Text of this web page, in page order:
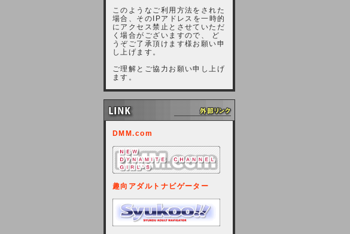
このようなご利用方法をされた
場合、そのIPアドレスを一時的
にアクセス禁止とさせていただ
く場合がございますので、 ど
うぞご了承頂けます様お願い申
し上げます。
ご理解とご協力お願い申し上げ
ます。
DMM.com
趣向アダルトナビゲーター